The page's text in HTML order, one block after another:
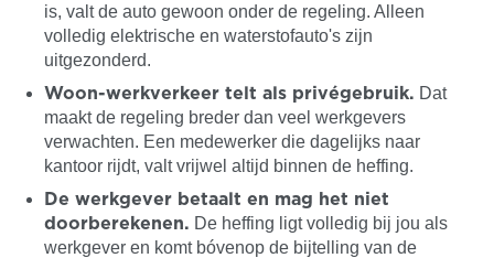
is, valt de auto gewoon onder de regeling. Alleen
volledig elektrische en waterstofauto's zijn
uitgezonderd.
Woon-werkverkeer telt als privégebruik. Dat
maakt de regeling breder dan veel werkgevers
verwachten. Een medewerker die dagelijks naar
kantoor rijdt, valt vrijwel altijd binnen de heffing.
De werkgever betaalt en mag het niet
doorberekenen. De heffing ligt volledig bij jou als
werkgever en komt bóvenop de bijtelling van de